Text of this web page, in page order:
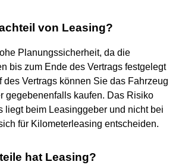
von Leasing?
Planungssicherheit, da die
bis zum Ende des Vertrags festgelegt
des Vertrags können Sie das Fahrzeug
gegebenenfalls kaufen. Das Risiko
liegt beim Leasinggeber und nicht bei
für Kilometerleasing entscheiden.
hat Leasing?